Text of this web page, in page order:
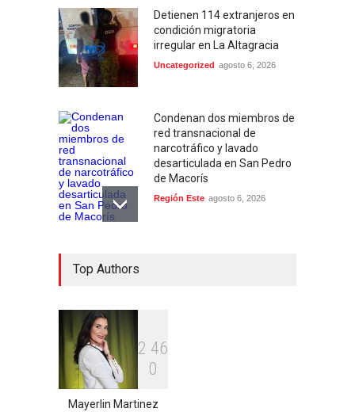
Detienen 114 extranjeros en
condición migratoria
irregular en La Altagracia
Uncategorized agosto 6, 2026
Condenan dos miembros de
red transnacional de
narcotráfico y lavado
desarticulada en San Pedro
de Macorís
Región Este agosto 6, 2026
Apresan en Higuey a
vinculación al asesinato en
Top Authors
2 46
0
Mayerlin Martinez